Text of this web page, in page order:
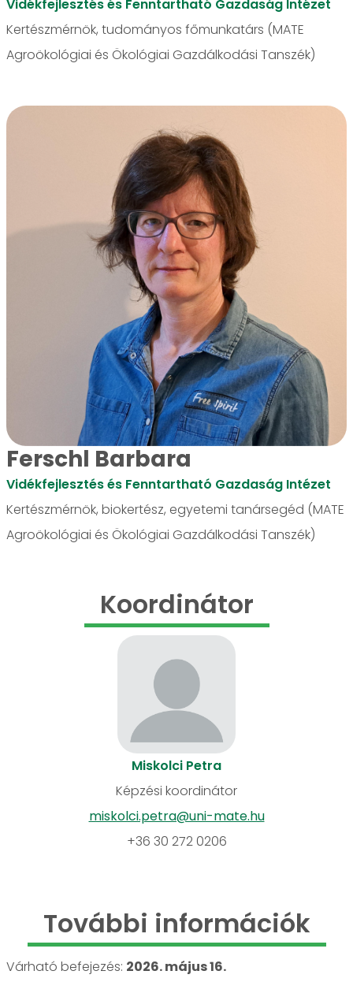
Vidékfejlesztés és Fenntartható Gazdaság Intézet
Kertészmérnök, tudományos főmunkatárs (MATE
Agroökológiai és Ökológiai Gazdálkodási Tanszék)
Ferschl Barbara
Vidékfejlesztés és Fenntartható Gazdaság Intézet
Kertészmérnök, biokertész, egyetemi tanársegéd (MATE
Agroökológiai és Ökológiai Gazdálkodási Tanszék)
Koordinátor
Miskolci Petra
Képzési koordinátor
miskolci.petra@uni-mate.hu
+36 30 272 0206
További információk
Várható befejezés: 2026. május 16.